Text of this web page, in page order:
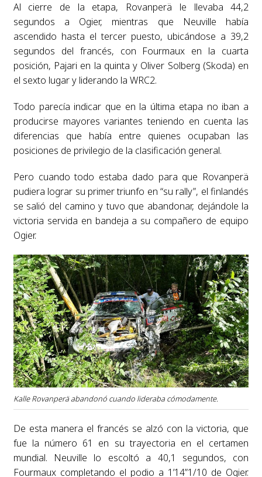
Al cierre de la etapa, Rovanperä le llevaba 44,2
segundos a Ogier, mientras que Neuville había
ascendido hasta el tercer puesto, ubicándose a 39,2
segundos del francés, con Fourmaux en la cuarta
posición, Pajari en la quinta y Oliver Solberg (Skoda) en
el sexto lugar y liderando la WRC2.
Todo parecía indicar que en la última etapa no iban a
producirse mayores variantes teniendo en cuenta las
diferencias que había entre quienes ocupaban las
posiciones de privilegio de la clasificación general.
Pero cuando todo estaba dado para que Rovanperä
pudiera lograr su primer triunfo en “su rally”, el finlandés
se salió del camino y tuvo que abandonar, dejándole la
victoria servida en bandeja a su compañero de equipo
Ogier.
Kalle Rovanperä abandonó cuando lideraba cómodamente.
De esta manera el francés se alzó con la victoria, que
fue la número 61 en su trayectoria en el certamen
mundial. Neuville lo escoltó a 40,1 segundos, con
Fourmaux completando el podio a 1’14”1/10 de Ogier.